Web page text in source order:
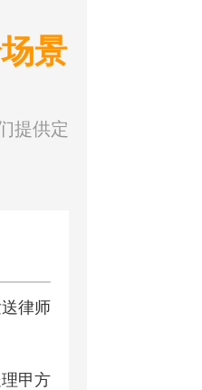
景
提供定
律师
甲方